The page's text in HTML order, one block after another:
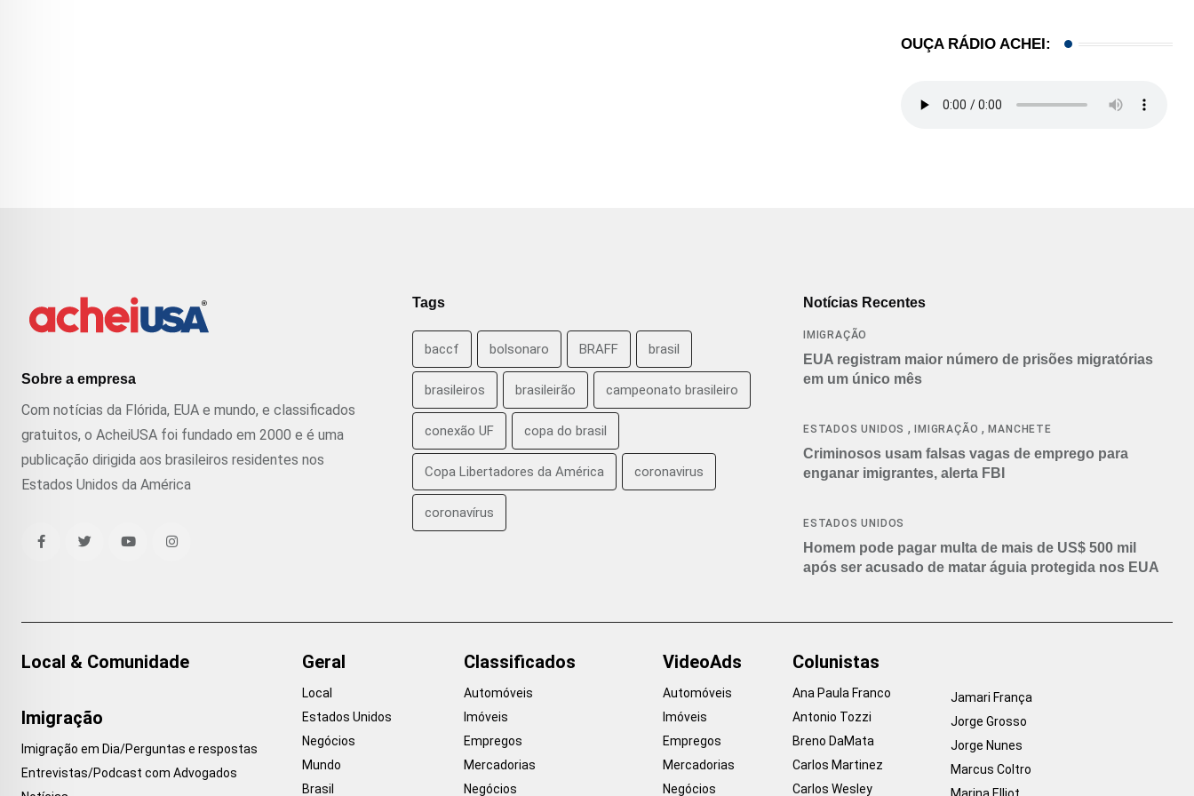
OUÇA RÁDIO ACHEI:
Sobre a empresa
Com notícias da Flórida, EUA e mundo, e classificados
gratuitos, o AcheiUSA foi fundado em 2000 e é uma
publicação dirigida aos brasileiros residentes nos
Estados Unidos da América
Tags
baccf bolsonaro BRAFF brasil
brasileiros brasileirão campeonato brasileiro
conexão UF copa do brasil
Copa Libertadores da América coronavirus
coronavírus
Notícias Recentes
IMIGRAÇÃO
EUA registram maior número de prisões migratórias
em um único mês
ESTADOS UNIDOS , IMIGRAÇÃO ,MANCHETE
Criminosos usam falsas vagas de emprego para
enganar imigrantes, alerta FBI
ESTADOS UNIDOS
Homem pode pagar multa de mais de US$ 500 mil
após ser acusado de matar águia protegida nos EUA
Local & Comunidade
Imigração
Imigração em Dia/Perguntas e respostas
Entrevistas/Podcast com Advogados
Geral
Local
Estados Unidos
Negócios
Mundo
Brasil
Classificados
Automóveis
Imóveis
Empregos
Mercadorias
Negócios
VideoAds
Automóveis
Imóveis
Empregos
Mercadorias
Negócios
Colunistas
Ana Paula Franco
Antonio Tozzi
Breno DaMata
Carlos Martinez
Carlos Wesley
Jamari França
Jorge Grosso
Jorge Nunes
Marcus Coltro